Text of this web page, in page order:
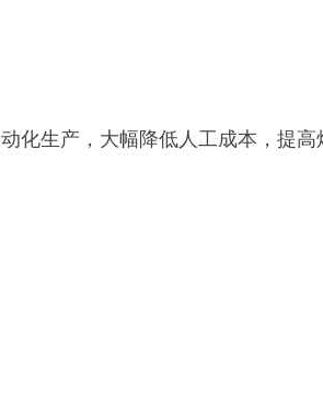
生产，大幅降低人工成本，提高